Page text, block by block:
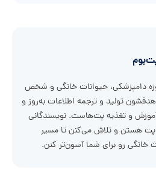
دامپزشکی، حیوانات خانگی و شخص
تولید و ترجمه اطلاعات به‌روز و
و تغذیه پت‌هاست. نویسندگانی
هستن و تلاش می‌کنن تا مسیر
خانگی رو برای شما آسون‌تر کنن.